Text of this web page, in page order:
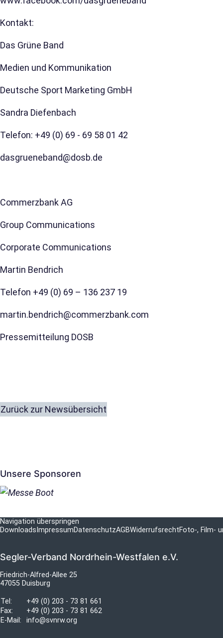
Kontakt:
Das Grüne Band
Medien und Kommunikation
Deutsche Sport Marketing GmbH
Sandra Diefenbach
Telefon: +49 (0) 69 - 69 58 01 42
dasgrueneband@dosb.de
Commerzbank AG
Group Communications
Corporate Communications
Martin Bendrich
Telefon +49 (0) 69 – 136 237 19
martin.bendrich@commerzbank.com
Pressemitteilung DOSB
Zurück zur Newsübersicht
Unsere Sponsoren
Navigation überspringen
Downloads ImpressumDatenschutzAGBWiderrufsrechtFoto-, Film-
Segler-Verband Nordrhein-Westfalen e.V.
Friedrich-Alfred-Allee 25
47055 Duisburg
Tel:
+49 (0) 203 - 73 81 661
Fax:
+49 (0) 203 - 73 81 662
E-Mail:
info@svnrw.org